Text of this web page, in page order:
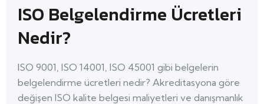
ISO Belgelendirme Ücretleri
Nedir?
ISO 9001, ISO 14001, ISO 45001 gibi belgelerin
belgelendirme ücretleri nedir? Akreditasyona göre
değişen ISO kalite belgesi maliyetleri ve danışmanlık